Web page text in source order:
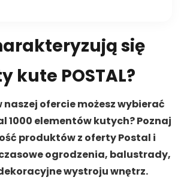
się
kute POSTAL?
naszej ofercie możesz wybierać
1000 elementów kutych? Poznaj
produktów z oferty Postal i
ogrodzenia, balustrady,
wystroju wnętrz.